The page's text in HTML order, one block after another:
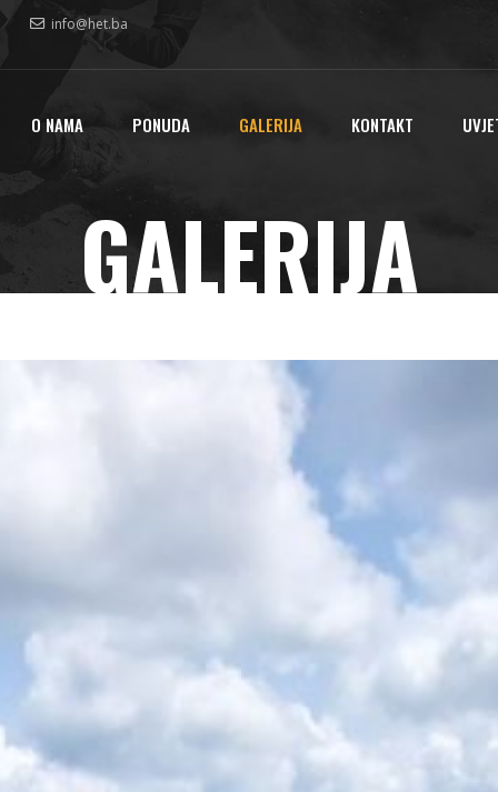
info@het.ba
O NAMA PONUDA GALERIJA KONTAKT
GALERIJA